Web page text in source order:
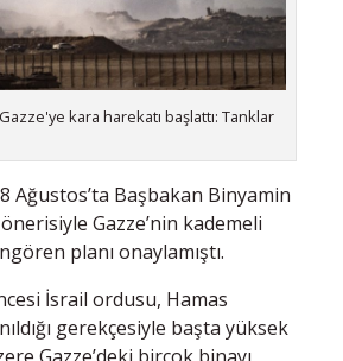
kara harekatı başlattı: Tanklar
Ağustos’ta Başbakan Binyamin
Gazze’nin kademeli
planı onaylamıştı.
İsrail ordusu, Hamas
gerekçesiyle başta yüksek